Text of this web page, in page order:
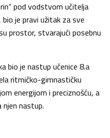
pod vodstvom učitelja
je pravi užitak za sve
prostor, stvarajući posebnu
bio je nastup učenice 8.a
ritmičko-gimnastičku
energijom i preciznošću, a
njen nastup.